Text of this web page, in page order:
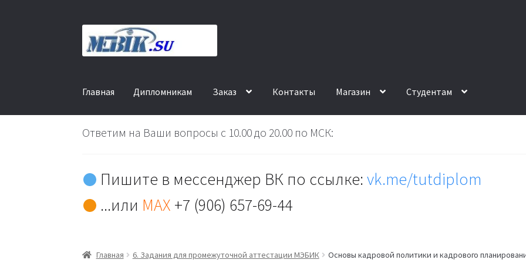
Перейти
навигации
Перейти
содержимому
Главная Дипломникам Заказ Контакты Магазин Студентам
Ответим на Ваши вопросы с 10.00 до 20.00 по МСК:
Пишите в мессенджер ВК по ссылке:vk.me/tutdiplom
...или MAX +7 (906) 657-69-44
Главная 6. Задания для промежуточной аттестации МЭБИК Основы кадровой политики и кадрового